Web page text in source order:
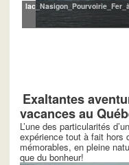
Exaltantes
vacances au
L’une des particularités
expérience tout à fait hors
mémorables, en pleine
que du bonheur!